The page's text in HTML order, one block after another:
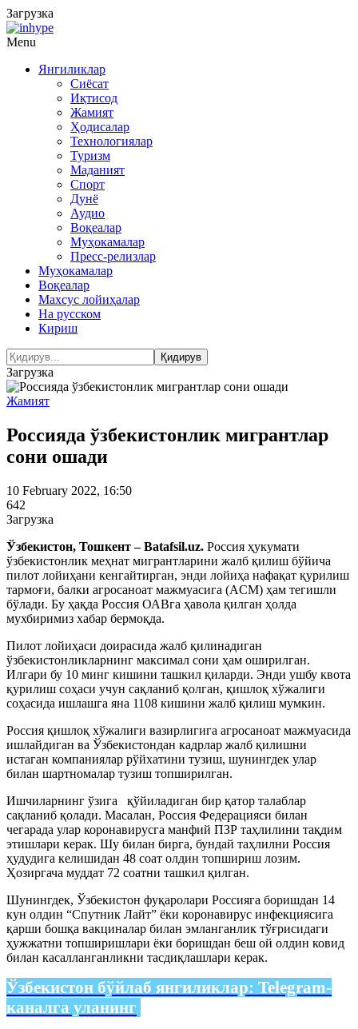
Загрузка
Menu
Янгиликлар
Сиёсат
Иқтисод
Жамият
Ҳодисалар
Технологиялар
Туризм
Маданият
Спорт
Дунё
Аудио
Воқеалар
Муҳокамалар
Пресс-релизлар
Муҳокамалар
Воқеалар
Махсус лойиҳалар
На русском
Кириш
Загрузка
Жамият
Россияда ўзбекистонлик мигрантлар
сони ошади
10 February 2022, 16:50
642
Загрузка
Ўзбекистон, Тошкент – Batafsil.uz. Россия ҳукумати
ўзбекистонлик меҳнат мигрантларини жалб қилиш бўйича
пилот лойиҳани кенгайтирган, энди лойиҳа нафақат қурилиш
тармоғи, балки агросаноат мажмуасига (АCМ) ҳам тегишли
бўлади. Бу ҳақда Россия ОАВга ҳавола қилган ҳолда
мухбиримиз хабар бермоқда.
Пилот лойиҳаси доирасида жалб қилинадиган
ўзбекистонликларнинг максимал сони ҳам оширилган.
Илгари бу 10 минг кишини ташкил қиларди. Энди ушбу квота
қурилиш соҳаси учун сақланиб қолган, қишлоқ хўжалиги
соҳасида ишлашга яна 1108 кишини жалб қилиш мумкин.
Россия қишлоқ хўжалиги вазирлигига агросаноат мажмуасида
ишлайдиган ва Ўзбекистондан кадрлар жалб қилишни
истаган компаниялар рўйхатини тузиш, шунингдек улар
билан шартномалар тузиш топширилган.
Ишчиларнинг ўзига қўйиладиган бир қатор талаблар
сақланиб қолади. Масалан, Россия Федерацияси билан
чегарада улар коронавирусга манфий ПЗР таҳлилини тақдим
этишлари керак. Шу билан бирга, бундай таҳлилни Россия
ҳудудига келишидан 48 соат олдин топшириш лозим.
Ҳозиргача муддат 72 соатни ташкил қилган.
Шунингдек, Ўзбекистон фуқаролари Россияга боришдан 14
кун олдин “Спутник Лайт” ёки коронавирус инфекциясига
қарши бошқа вакциналар билан эмланганлик тўғрисидаги
ҳужжатни топширишлари ёки боришдан беш ой олдин ковид
билан касалланганликни тасдиқлашлари керак.
Ўзбекистон бўйлаб янгиликлар: Telegram-
каналга уланинг